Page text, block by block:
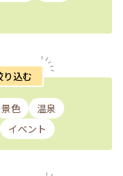
り込む
景色
温泉
イベント